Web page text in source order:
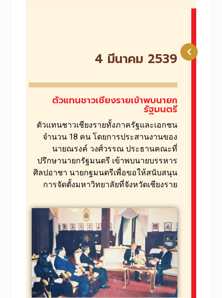
4 มีนาคม 2539
ตัวแทนชาวเชียงรายเข้าพบนายก
รัฐมนตรี
ตัวแทนชาวเชียงรายทั้งภาครัฐและเอกชน
จำนวน 18 คน โดยการประสานงานของ
นายณรงค์ วงศ์วรรณ ประธานคณะที่
ปรึกษานายกรัฐมนตรี เข้าพบนายบรรหาร
ศิลปอาชา นายกฐมนตรีเพื่อขอให้สนับสนุน
การจัดตั้งมหาวิทยาลัยที่จังหวัดเชียงราย